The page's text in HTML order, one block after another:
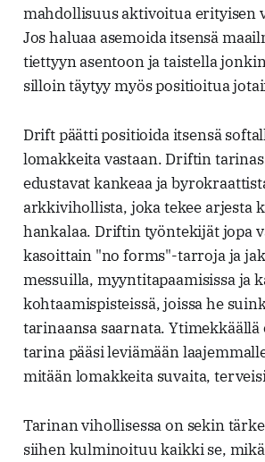
mahdollisuus aktivoitua erityisen
Jos haluaa asemoida itsensä
tiettyyn asentoon ja taistella
silloin täytyy myös positioitua
Drift päätti positioida itsensä
lomakkeita vastaan. Driftin
edustavat kankeaa ja
arkkivihollista, joka tekee arjesta
hankalaa. Driftin työntekijät jopa
kasoittain "no forms"-tarroja ja
messuilla, myyntitapaamisissa ja
kohtaamispisteissä, joissa he
tarinaansa saarnata.
tarina pääsi leviämään
mitään lomakkeita suvaita,
Tarinan vihollisessa on sekin
siihen kulminoituu kaikki se, mikä